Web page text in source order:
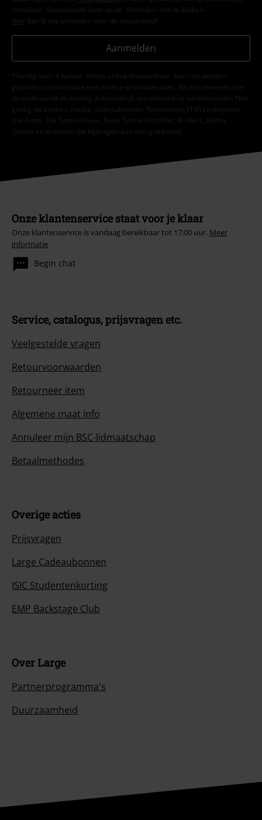
intrekken, bijvoorbeeld door op de ‘afmelden’-link te klikken.
Hier kan ik me afmelden voor de nieuwsbrief.
Aanmelden
*Geldig voor 4 weken. Alleen online inwisselbaar. Kan niet worden
gebruikt in combinatie met andere promotiecodes. Na het invoeren van
de code wordt de korting automatisch verrekend in je winkelmandje. Niet
geldig op boeken, media, cadeaubonnen, Rammstein, (Till) Lindemann,
Die Ärzte, Die Toten Hosen, Feine Sahne Fischfilet, Broilers, Böhse
Onkelz en artikelen die bijdragen aan een goed doel.
Onze klantenservice staat voor je klaar
Onze klantenservice is vandaag bereikbaar tot 17:00 uur. Meer
informatie
Begin chat
Service, catalogus, prijsvragen etc.
Veelgestelde vragen
Retourvoorwaarden
Retourneer item
Algemene maat info
Annuleer mijn BSC-lidmaatschap
Betaalmethodes
Overige acties
Prijsvragen
Large Cadeaubonnen
ISIC Studentenkorting
EMP Backstage Club
Over Large
Partnerprogramma's
Duurzaamheid